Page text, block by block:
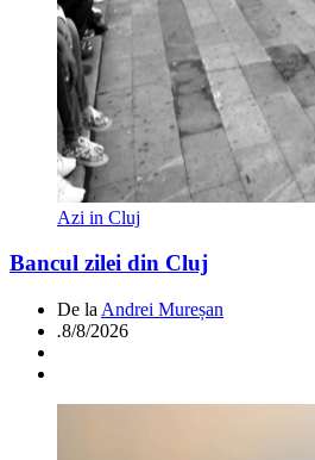
Azi in Cluj
Bancul zilei din Cluj
De la Andrei Mureșan
.8/8/2026